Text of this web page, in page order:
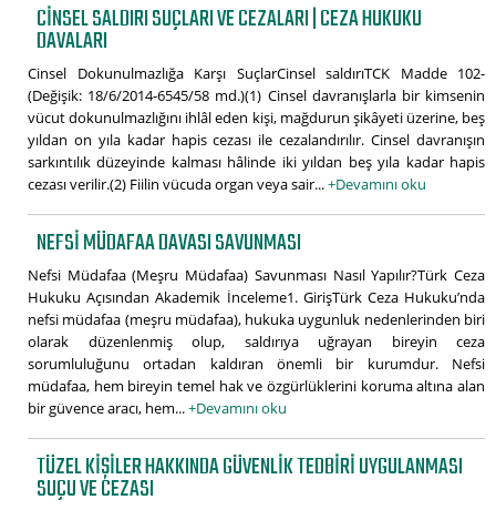
CINSEL SALDIRI SUÇLARI VE CEZALARI | CEZA HUKUKU
DAVALARI
Cinsel Dokunulmazlığa Karşı SuçlarCinsel saldırıTCK Madde 102-
(Değişik: 18/6/2014-6545/58 md.)(1) Cinsel davranışlarla bir kimsenin
vücut dokunulmazlığını ihlâl eden kişi, mağdurun şikâyeti üzerine, beş
yıldan on yıla kadar hapis cezası ile cezalandırılır. Cinsel davranışın
sarkıntılık düzeyinde kalması hâlinde iki yıldan beş yıla kadar hapis
cezası verilir.(2) Fiilin vücuda organ veya sair...+Devamını oku
NEFSI MÜDAFAA DAVASI SAVUNMASI
Nefsi Müdafaa (Meşru Müdafaa) Savunması Nasıl Yapılır?Türk Ceza
Hukuku Açısından Akademik İnceleme1. GirişTürk Ceza Hukuku’nda
nefsi müdafaa (meşru müdafaa), hukuka uygunluk nedenlerinden biri
olarak düzenlenmiş olup, saldırıya uğrayan bireyin ceza
sorumluluğunu ortadan kaldıran önemli bir kurumdur. Nefsi
müdafaa, hem bireyin temel hak ve özgürlüklerini koruma altına alan
bir güvence aracı, hem...+Devamını oku
TÜZEL KIŞILER HAKKINDA GÜVENLIK TEDBIRI UYGULANMASI
SUÇU VE CEZASI